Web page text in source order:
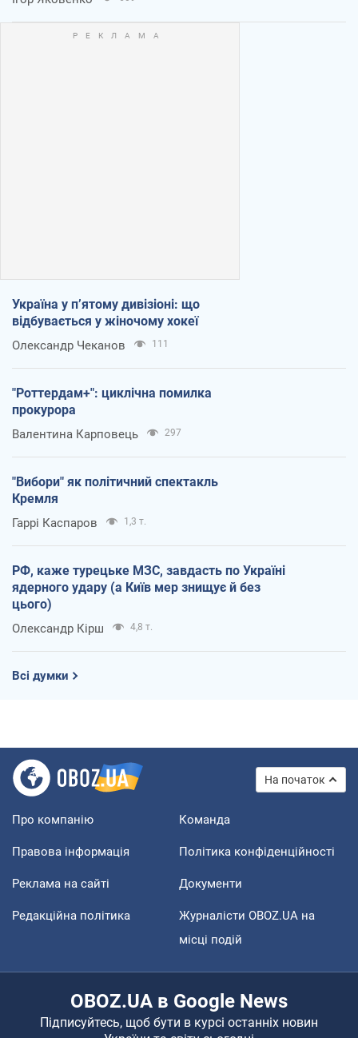
Україна у п’ятому дивізіоні: що
відбувається у жіночому хокеї
Олександр Чеканов 111
"Роттердам+": циклічна помилка
прокурора
Валентина Карповець 297
"Вибори" як політичний спектакль
Кремля
Гаррі Каспаров 1,3 т.
РФ, каже турецьке МЗС, завдасть по Україні
ядерного удару (а Київ мер знищує й без
цього)
Олександр Кірш 4,8 т.
Всі думки
На початок
Про компанію Команда
Правова інформація Політика конфіденційності
Реклама на сайті Документи
Редакційна політика
Журналісти OBOZ.UA на
місці подій
OBOZ.UA в Google News
Підписуйтесь, щоб бути в курсі останніх новин